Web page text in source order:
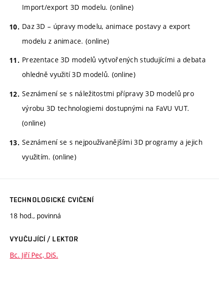
Import/export 3D modelu. (online)
Daz 3D – úpravy modelu, animace postavy a export
modelu z animace. (online)
Prezentace 3D modelů vytvořených studujícími a debata
ohledně využití 3D modelů. (online)
Seznámení se s náležitostmi přípravy 3D modelů pro
výrobu 3D technologiemi dostupnými na FaVU VUT.
(online)
Seznámení se s nejpoužívanějšími 3D programy a jejich
využitím. (online)
TECHNOLOGICKÉ CVIČENÍ
18 hod., povinná
VYUČUJÍCÍ / LEKTOR
Bc. Jiří Pec, DiS.